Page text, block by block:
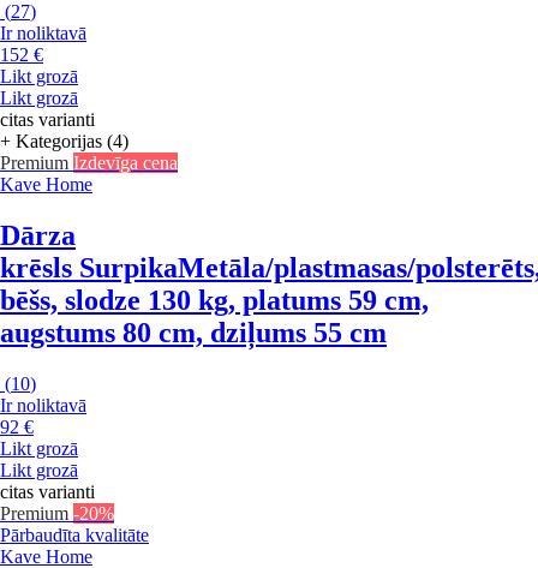
(27)
Ir noliktavā
152 €
Likt grozā
Likt grozā
citas varianti
+ Kategorijas (4)
Premium Izdevīga cena
Kave Home
Dārza
krēsls SurpikaMetāla/plastmasas/
bēšs, slodze 130 kg, platums 59 cm,
augstums 80 cm, dziļums 55 cm
(10)
Ir noliktavā
92 €
Likt grozā
Likt grozā
citas varianti
Premium -20%
Pārbaudīta kvalitāte
Kave Home